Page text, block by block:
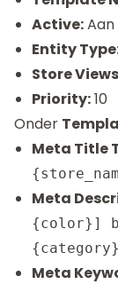
Active:Aan
Entity
Store
Priority:10
Onder
Meta Title
Meta
{color}]
Meta